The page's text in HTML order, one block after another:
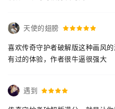
天使的翅膀
喜欢传奇守护者破解版这种画风
有过的体验，作者很牛逼很强大
遇到